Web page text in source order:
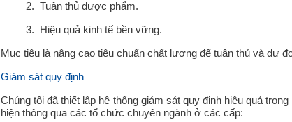
2. Tuân thủ dược phẩm.
3. Hiệu quả kinh tế bền vững.
Mục tiêu là nâng cao tiêu chuẩn chất lượng để tuân thủ và dự
Giám sát quy định
Chúng tôi đã thiết lập hệ thống giám sát quy định hiệu quả
hiện thông qua các tổ chức chuyên ngành ở các cấp: